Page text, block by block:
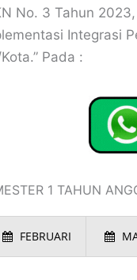
No. 3 Tahun
Integrasi
Pada :
1 TAHUN
FEBRUARI